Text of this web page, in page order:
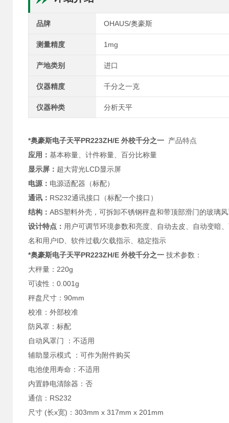
品牌 OHAUS/奥豪斯
测量精度 1mg
产地类别 进口
仪器精度 千分之一克
仪器种类 分析天平
*奥豪斯电子天平PR223ZH/E 外校千分之一 产品特点
应用： 基本称量、计件称量、百分比称量
显示屏： 超大背光LCD显示屏
电源： 电源适配器（标配）
通讯： RS232通讯接口（标配一个接口）
结构： ABS塑料外壳，可拆卸不锈钢秤盘和带顶部滑门的玻璃
设计特点： 用户可调节环境参数和亮度、自动去皮、自动变暗
名和用户ID、软件过载/欠载指示、稳定指示
*奥豪斯电子天平PR223ZH/E 外校千分之一 技术参数：
大秤量：220g
可读性：0.001g
秤盘尺寸：90mm
校准：外部校准
防风罩：标配
自动风罩门 ：不适用
辅助显示模式 ：可作为附件购买
电池使用寿命：不适用
内置静电清除器：否
通信：RS232
尺寸 (长x宽)：303mm x 317mm x 201mm